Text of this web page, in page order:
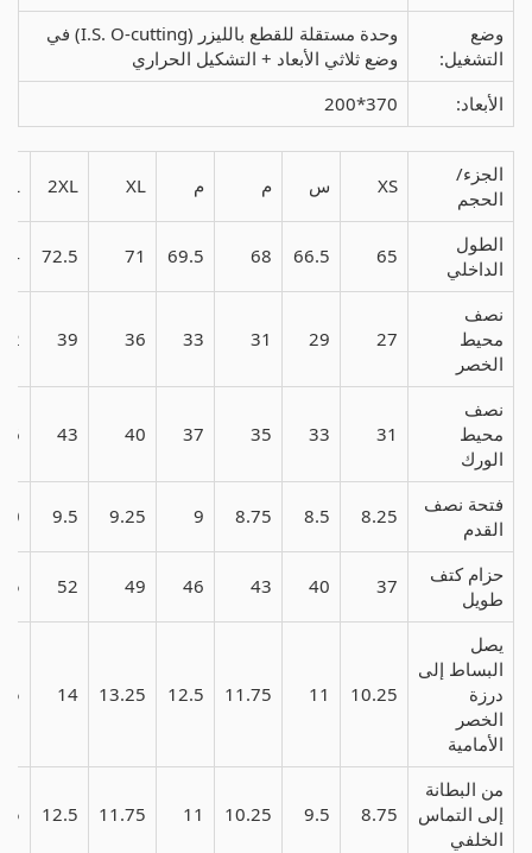
وضع
التشغيل:
وحدة مستقلة للقطع بالليزر (I.S. O-cutting) في
وضع ثلاثي الأبعاد + التشكيل الحراري
الأبعاد:
370*200
الجزء/
الحجم
XS س م م XL
2XL
الطول
الداخلي
65
66.5
68
69.5
71
72.5
74
نصف
محيط
الخصر
27
29
31
33
36
39
42
نصف
محيط
الورك
31
33
35
37
40
43
46
فتحة نصف
القدم
8.25
8.5
8.75
9
9.25
9.5
10
حزام كتف
طويل
37
40
43
46
49
52
55
يصل
البساط إلى
درزة
الخصر
الأمامية
10.25
11
11.75
12.5
13.25
14
من البطانة
إلى التماس
الخلفي
8.75
9.5
10.25
11
11.75
12.5